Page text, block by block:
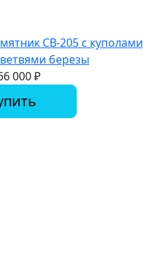
СВ-205 с куполами
березы
000₽